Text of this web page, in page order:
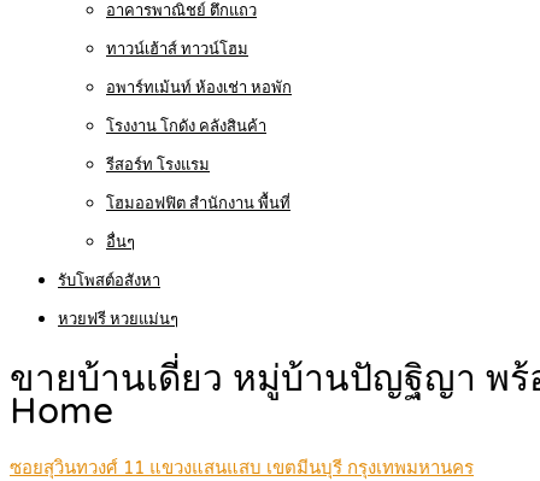
อาคารพาณิชย์ ตึกแถว
ทาวน์เฮ้าส์ ทาวน์โฮม
อพาร์ทเม้นท์ ห้องเช่า หอพัก
โรงงาน โกดัง คลังสินค้า
รีสอร์ท โรงแรม
โฮมออฟฟิต สำนักงาน พื้นที่
อื่นๆ
รับโพสต์อสังหา
หวยฟรี หวยแม่นๆ
ขายบ้านเดี่ยว หมู่บ้านปัญฐิญา พ
Home
ซอยสุวินทวงศ์ 11 แขวงแสนแสบ เขตมีนบุรี กรุงเทพมหานคร